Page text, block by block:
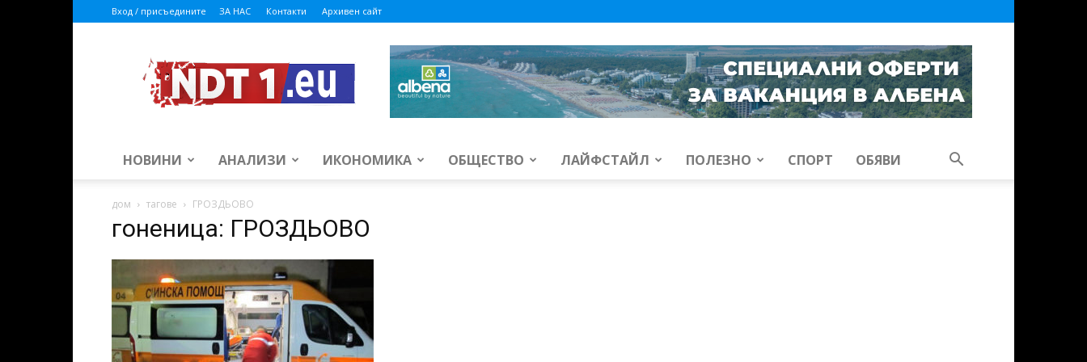
Вход / присъедините ЗА НАС Контакти Архивен сайт
НОВИНИ АНАЛИЗИ ИКОНОМИКА ОБЩЕСТВО ЛАЙФСТАЙЛ ПОЛЕЗНО СПОРТ ОБЯВИ
дом тагове ГРОЗДЬОВО
гоненица: ГРОЗДЬОВО